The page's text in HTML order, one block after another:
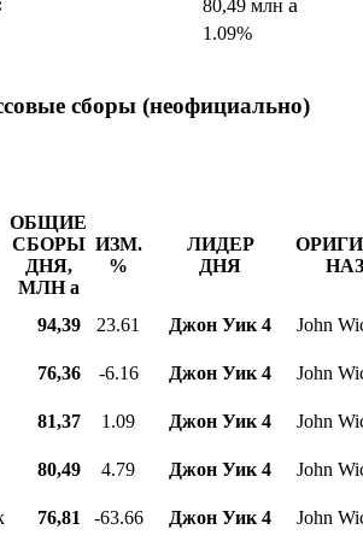
80,49 млн
1.09%
сборы (неофициально)
ОБЩИЕ
СБОРЫ
ДНЯ,
МЛНa
ИЗМ.
%
ЛИДЕР
ДНЯ
94,39 23.61 Джон Уик 4
John
76,36 -6.16 Джон Уик 4
John
81,37 1.09 Джон Уик 4
John
80,49 4.79 Джон Уик 4
John
76,81 -63.66 Джон Уик 4
John